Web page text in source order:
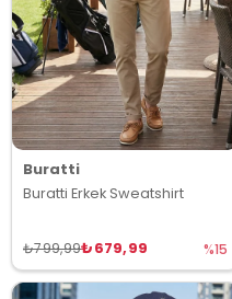
Buratti
Buratti Erkek Sweatshirt
₺679,99
₺799,99 %15